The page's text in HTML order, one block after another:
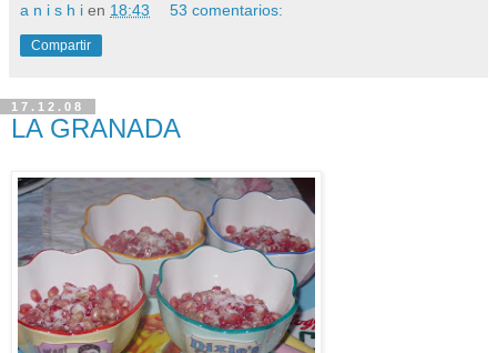
a n i s h i en 18:43 53 comentarios:
Compartir
17.12.08
LA GRANADA